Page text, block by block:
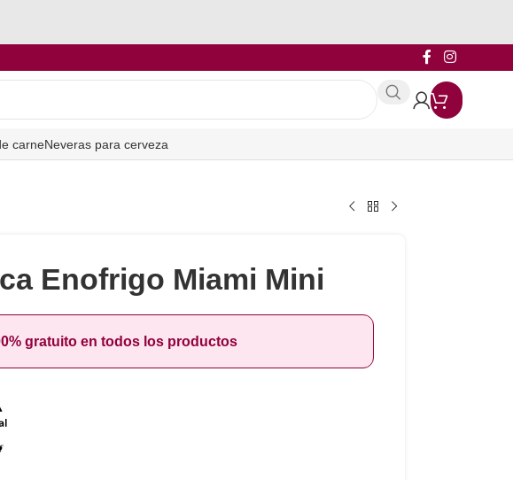
carneNeveras para cerveza
Enofrigo Miami Mini
gratuito en todos los productos